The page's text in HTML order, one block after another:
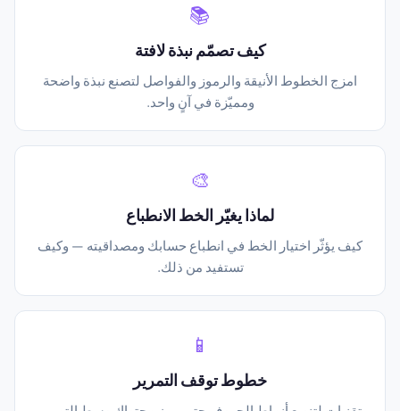
📚
كيف تصمّم نبذة لافتة
امزج الخطوط الأنيقة والرموز والفواصل لتصنع نبذة واضحة
ومميّزة في آنٍ واحد.
🎨
لماذا يغيّر الخط الانطباع
كيف يؤثّر اختيار الخط في انطباع حسابك ومصداقيته — وكيف
تستفيد من ذلك.
📱
خطوط توقف التمرير